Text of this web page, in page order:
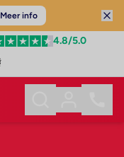
Meer info
4.8/5.0